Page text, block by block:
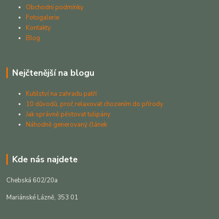
Obchodní podmínky
Fotogalerie
Kontakty
Blog
Nejčtenější na blogu
Kutilství na zahradu patří
10 důvodů, proč relaxovat chozením do přírody
Jak správně pěstovat tulipány
Náhodně generovaný článek
Kde nás najdete
Chebská 602/20a
Mariánské Lázně, 353 01